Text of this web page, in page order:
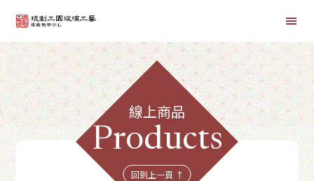
首頁
線上課程
線上商品
Products
回到上一頁 ↑